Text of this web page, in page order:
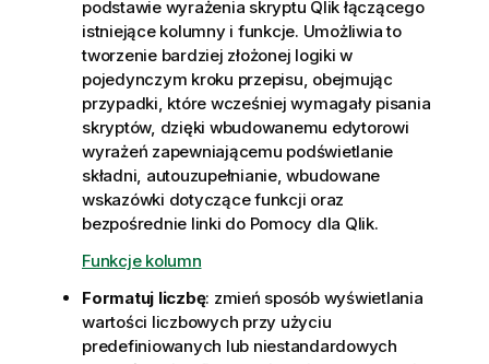
podstawie wyrażenia skryptu Qlik łączącego
istniejące kolumny i funkcje. Umożliwia to
tworzenie bardziej złożonej logiki w
pojedynczym kroku przepisu, obejmując
przypadki, które wcześniej wymagały pisania
skryptów, dzięki wbudowanemu edytorowi
wyrażeń zapewniającemu podświetlanie
składni, autouzupełnianie, wbudowane
wskazówki dotyczące funkcji oraz
bezpośrednie linki do Pomocy dla Qlik.
Funkcje kolumn
Formatuj liczbę: zmień sposób wyświetlania
wartości liczbowych przy użyciu
predefiniowanych lub niestandardowych